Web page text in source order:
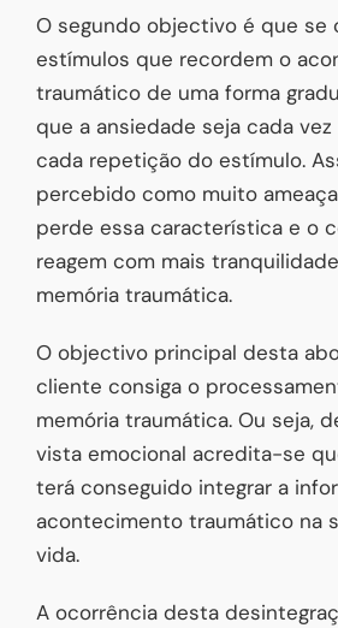
O segundo objectivo é que se
estímulos que recordem o
traumático de uma forma
que a ansiedade seja cada vez
cada repetição do estímulo.
percebido como muito
perde essa característica e o
reagem com mais
memória traumática.
O objectivo principal desta
cliente consiga o
memória traumática. Ou seja,
vista emocional acredita-se
terá conseguido integrar a
acontecimento traumático na
vida.
A ocorrência desta